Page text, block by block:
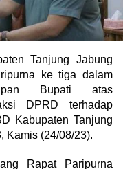
Tanjung Jabung
ke tiga dalam
Bupati atas
DPRD terhadap
Kabupaten Tanjung
Kamis (24/08/23).
Rapat Paripurna